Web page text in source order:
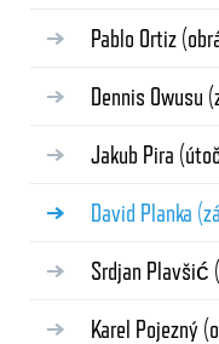
Pablo Ortiz
Dennis Owusu
Jakub Pira
David Planka
Srdjan Plavšić
Karel Pojezný